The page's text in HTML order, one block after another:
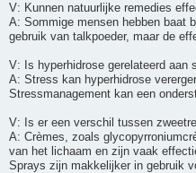
V: Kunnen natuurlijke remedies
A: Sommige mensen hebben baat
gebruik van talkpoeder, maar de
V: Is hyperhidrose gerelateerd aan
A: Stress kan hyperhidrose
Stressmanagement kan een
V: Is er een verschil tussen
A: Crèmes, zoals
van het lichaam en zijn vaak
Sprays zijn makkelijker in gebruik